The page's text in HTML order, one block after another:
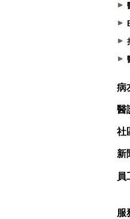
病
醫
社
新
員
服